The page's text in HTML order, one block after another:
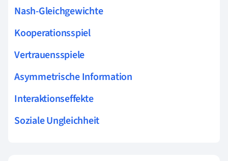
Nash-Gleichgewichte
Kooperationsspiel
Vertrauensspiele
Asymmetrische Information
Interaktionseffekte
Soziale Ungleichheit